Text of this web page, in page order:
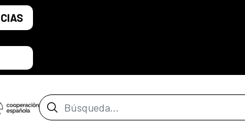
Barra de búsqueda